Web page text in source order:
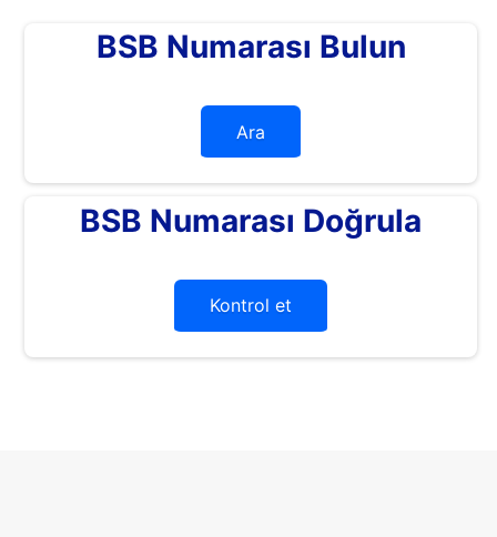
BSB Numarası Bulun
Ara
BSB Numarası Doğrula
Kontrol et